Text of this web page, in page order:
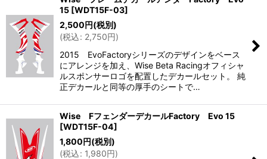
15 [WDT15F-03]
2,500円(税別)
(税込: 2,750円)
2015 EvoFactoryシリーズのデザインをベース
にアレンジを加え、Wise Beta Racingオフィシャ
ルスポンサーロゴを配置したデカールセット。 純
正デカールと同等の厚手のシートで…
Wise FフェンダーデカールFactory Evo 15
[WDT15F-04]
1,800円(税別)
(税込: 1,980円)